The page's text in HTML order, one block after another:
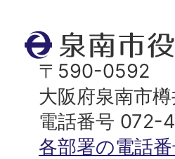
泉
南
市
役
所
〒590-0592
大阪府泉南市
電話番号 072-
各部署の電話